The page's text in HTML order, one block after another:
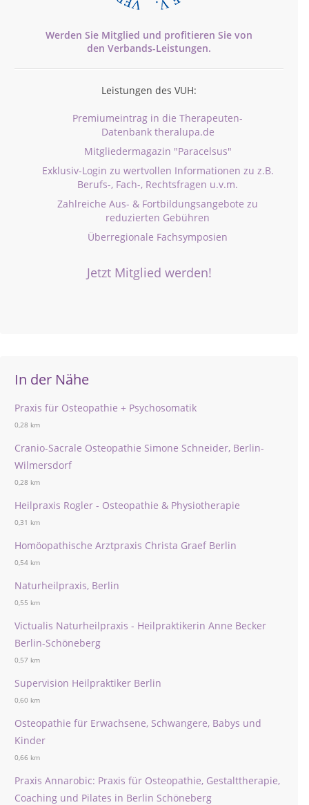
Werden Sie Mitglied und profitieren Sie von
den Verbands-Leistungen.
Leistungen des VUH:
Premiumeintrag in die Therapeuten-
Datenbank theralupa.de
Mitgliedermagazin "Paracelsus"
Exklusiv-Login zu wertvollen Informationen zu z.B.
Berufs-, Fach-, Rechtsfragen u.v.m.
Zahlreiche Aus- & Fortbildungsangebote zu
reduzierten Gebühren
Überregionale Fachsymposien
Jetzt Mitglied werden!
In der Nähe
Praxis für Osteopathie + Psychosomatik
0,28 km
Cranio-Sacrale Osteopathie Simone Schneider, Berlin-
Wilmersdorf
0,28 km
Heilpraxis Rogler - Osteopathie & Physiotherapie
0,31 km
Homöopathische Arztpraxis Christa Graef Berlin
0,54 km
Naturheilpraxis, Berlin
0,55 km
Victualis Naturheilpraxis - Heilpraktikerin Anne Becker
Berlin-Schöneberg
0,57 km
Supervision Heilpraktiker Berlin
0,60 km
Osteopathie für Erwachsene, Schwangere, Babys und
Kinder
0,66 km
Praxis Annarobic: Praxis für Osteopathie, Gestalttherapie,
Coaching und Pilates in Berlin Schöneberg